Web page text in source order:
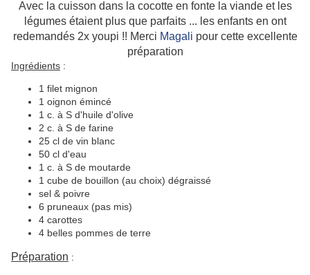
Avec la cuisson dans la cocotte en fonte la viande et les
légumes étaient plus que parfaits ... les enfants en ont
redemandés 2x youpi !! Merci Magali pour cette excellente
préparation
Ingrédients :
1 filet mignon
1 oignon émincé
1 c. à S d'huile d'olive
2 c. à S de farine
25 cl de vin blanc
50 cl d'eau
1 c. à S de moutarde
1 cube de bouillon (au choix) dégraissé
sel & poivre
6 pruneaux (pas mis)
4 carottes
4 belles pommes de terre
Préparation :